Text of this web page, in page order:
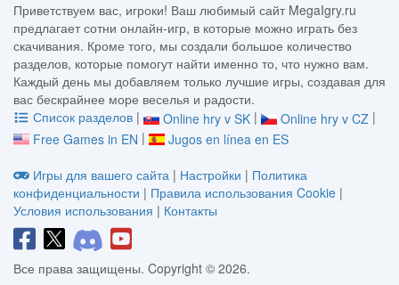
Приветствуем вас, игроки! Ваш любимый сайт MegaIgry.ru
предлагает сотни онлайн-игр, в которые можно играть без
скачивания. Кроме того, мы создали большое количество
разделов, которые помогут найти именно то, что нужно вам.
Каждый день мы добавляем только лучшие игры, создавая для
вас бескрайнее море веселья и радости.
Список разделов | Online hry v SK | Online hry v CZ |
Free Games in EN |
Jugos en línea en ES
Игры для вашего сайта | Настройки | Политика
конфиденциальности | Правила использования Cookie |
Условия использования | Контакты
Все права защищены. Copyright © 2026.